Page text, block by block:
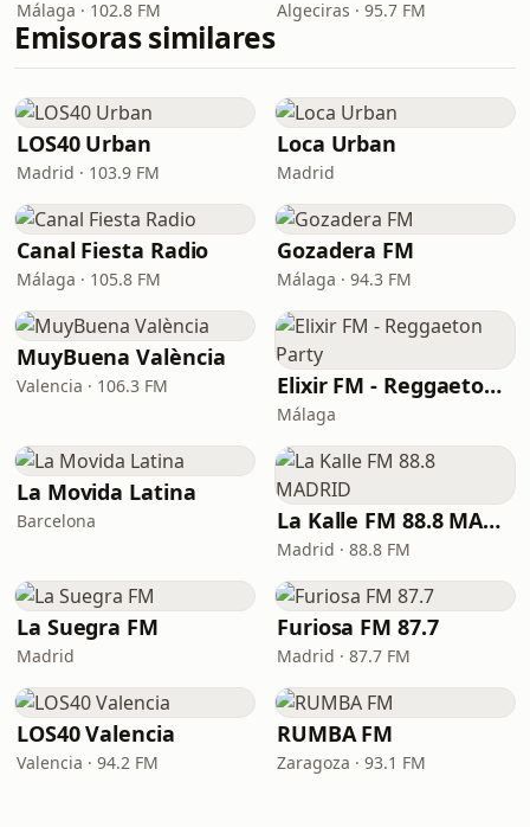
Málaga · 102.8 FM Algeciras · 95.7 FM
Emisoras similares
LOS40 Urban
Madrid · 103.9 FM
Loca Urban
Madrid
Canal Fiesta Radio
Málaga · 105.8 FM
Gozadera FM
Málaga · 94.3 FM
MuyBuena València
Valencia · 106.3 FM Elixir FM - Reggaeton Party
Málaga
La Movida Latina
Barcelona La Kalle FM 88.8 MADRID
Madrid · 88.8 FM
La Suegra FM
Madrid
Furiosa FM 87.7
Madrid · 87.7 FM
LOS40 Valencia
Valencia · 94.2 FM
RUMBA FM
Zaragoza · 93.1 FM